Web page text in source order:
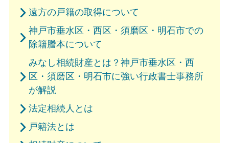
遠方の戸籍の取得について
神戸市垂水区・西区・須磨区・明石市での
除籍謄本について
みなし相続財産とは？神戸市垂水区・西
区・須磨区・明石市に強い行政書士事務所
が解説
法定相続人とは
戸籍法とは